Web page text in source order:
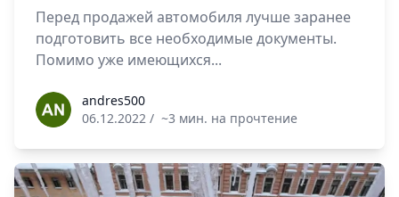
Перед продажей автомобиля лучше заранее
подготовить все необходимые документы.
Помимо уже имеющихся...
andres500andres500
06.12.2022 / ~3 мин. на прочтение